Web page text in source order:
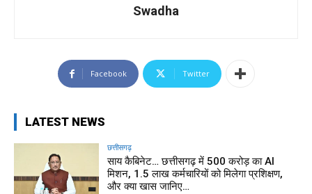
Swadha
Facebook Twitter
LATEST NEWS
छत्तीसगढ़
साय कैबिनेट… छत्तीसगढ़ में 500 करोड़ का AI
मिशन, 1.5 लाख कर्मचारियों को मिलेगा प्रशिक्षण,
और क्या खास जानिए…